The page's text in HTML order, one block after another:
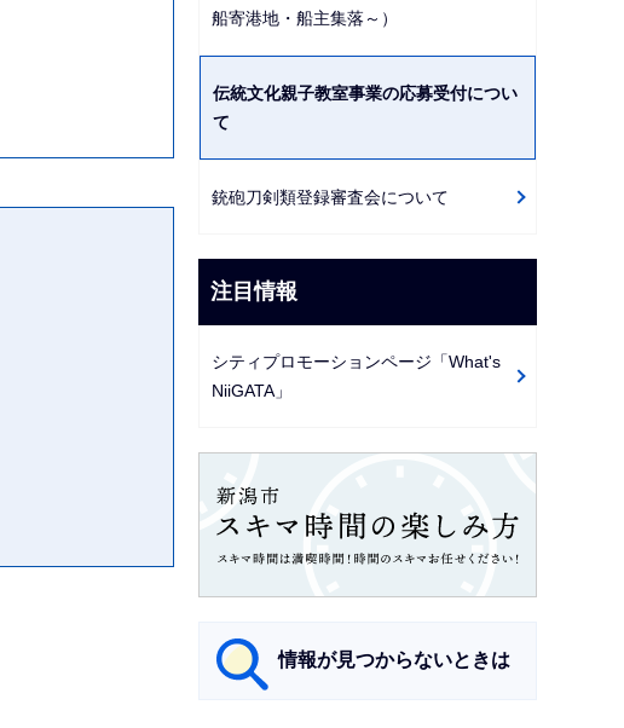
船寄港地・船主集落～）
伝統文化親子教室事業の応募受付につい
て
銃砲刀剣類登録審査会について
注目情報
シティプロモーションページ「What's
NiiGATA」
情報が見つからないときは